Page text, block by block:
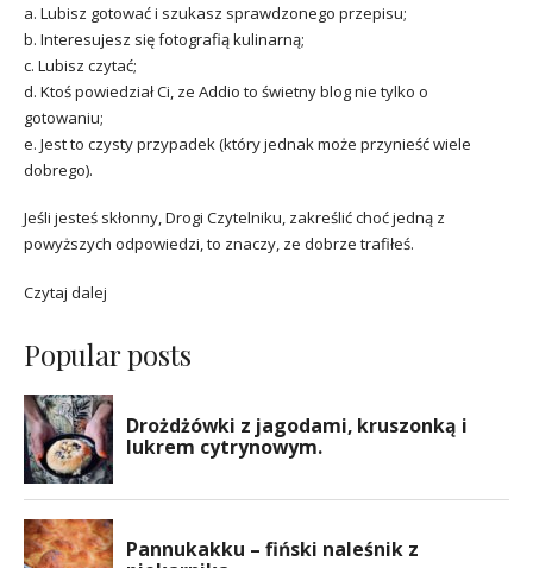
a. Lubisz gotować i szukasz sprawdzonego przepisu;
b. Interesujesz się fotografią kulinarną;
c. Lubisz czytać;
d. Ktoś powiedział Ci, ze Addio to świetny blog nie tylko o
gotowaniu;
e. Jest to czysty przypadek (który jednak może przynieść wiele
dobrego).
Jeśli jesteś skłonny, Drogi Czytelniku, zakreślić choć jedną z
powyższych odpowiedzi, to znaczy, ze dobrze trafiłeś.
Czytaj dalej
Popular posts